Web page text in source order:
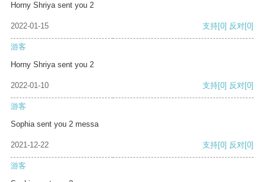
Horny Shriya sent you 2
2022-01-15 支持[0] 反对[0]
游客
Horny Shriya sent you 2
2022-01-10 支持[0] 反对[0]
游客
Sophia sent you 2 messa
2021-12-22 支持[0] 反对[0]
游客